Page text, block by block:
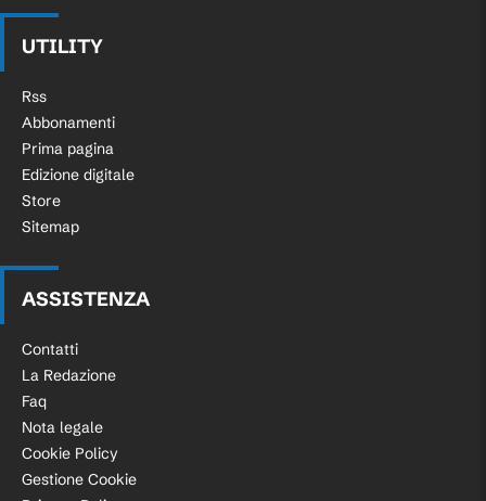
UTILITY
Rss
Abbonamenti
Prima pagina
Edizione digitale
Store
Sitemap
ASSISTENZA
Contatti
La Redazione
Faq
Nota legale
Cookie Policy
Gestione Cookie